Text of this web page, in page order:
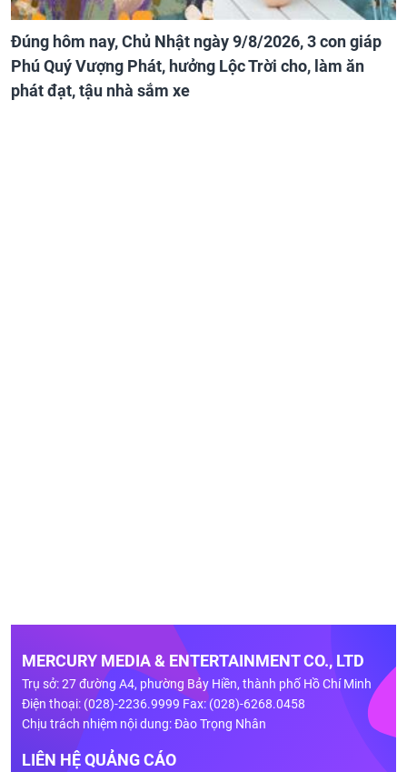
Đúng hôm nay, Chủ Nhật ngày 9/8/2026, 3 con giáp
Phú Quý Vượng Phát, hưởng Lộc Trời cho, làm ăn
phát đạt, tậu nhà sắm xe
MERCURY MEDIA & ENTERTAINMENT CO., LTD
Trụ sở: 27 đường A4, phường Bảy Hiền, thành phố Hồ Chí Minh
Điện thoại: (028)-2236.9999 Fax: (028)-6268.0458
Chịu trách nhiệm nội dung: Đào Trọng Nhân
LIÊN HỆ QUẢNG CÁO